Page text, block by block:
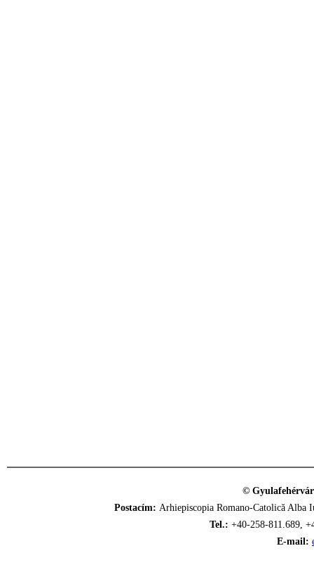
©
Postacím: Arhiepiscopia Romano-Catolică
Tel.: +40-258-811.689,
E-mail: